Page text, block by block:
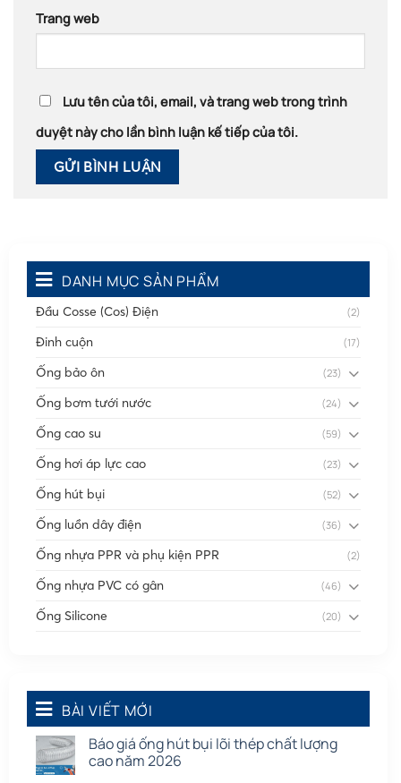
Trang web
Lưu tên của tôi, email, và trang web trong trình
duyệt này cho lần bình luận kế tiếp của tôi.
DANH MỤC SẢN PHẨM
Đầu Cosse (Cos) Điện (2)
Đinh cuộn (17)
Ống bảo ôn (23)
Ống bơm tưới nước (24)
Ống cao su (59)
Ống hơi áp lực cao (23)
Ống hút bụi (52)
Ống luồn dây điện (36)
Ống nhựa PPR và phụ kiện PPR (2)
Ống nhựa PVC có gân (46)
Ống Silicone (20)
Quạt dân dụng
Tấm cao su
BÀI VIẾT MỚI
Báo giá ống hút bụi lõi thép chất lượng
cao năm 2026